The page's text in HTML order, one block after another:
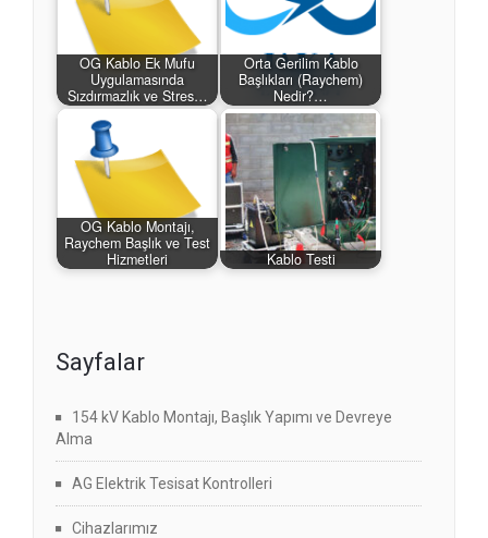
OG Kablo Ek Mufu
Uygulamasında
Sızdırmazlık ve Stres…
Orta Gerilim Kablo
Başlıkları (Raychem)
Nedir?…
OG Kablo Montajı,
Raychem Başlık ve Test
Hizmetleri
Kablo Testi
Sayfalar
154 kV Kablo Montajı, Başlık Yapımı ve Devreye
Alma
AG Elektrik Tesisat Kontrolleri
Cihazlarımız